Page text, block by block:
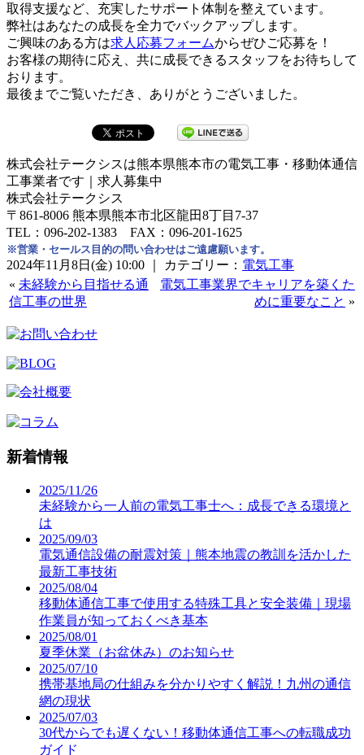
取得支援など、充実したサポート体制を整えています。
弊社はあなたの成長を全力でバックアップします。
ご興味のある方は求人応募フォームからぜひご応募を！
お客様の期待に応え、共に成長できるスタッフをお待ちして
おります。
最後までご覧いただき、ありがとうございました。
株式会社テークシスは熊本県熊本市の電気工事・移動体通信
工事業者です｜求人募集中
株式会社テークシス
〒861-8006 熊本県熊本市北区龍田8丁目7-37
TEL：096-202-1383 FAX：096-201-1625
※営業・セールス目的の問い合わせはご遠慮願います。
2024年11月8日(金) 10:00 ｜ カテゴリー： 電気工事
« 未経験から目指せる通
信工事の世界
電気工事業界でキャリアを築くた
めに重要なこと »
新着情報
2025/11/26
未経験から一人前の電気工事士へ：成長できる環境と
は
2025/09/03
電気通信設備の耐震対策｜熊本地震の教訓を活かした
最新工事技術
2025/08/04
移動体通信工事で使用する特殊工具と安全装備｜現場
作業員が知っておくべき基本
2025/08/01
夏季休業（お盆休み）のお知らせ
2025/07/10
携帯基地局の仕組みを分かりやすく解説！九州の通信
網の現状
2025/07/03
30代からでも遅くない！移動体通信工事への転職成功
ガイド